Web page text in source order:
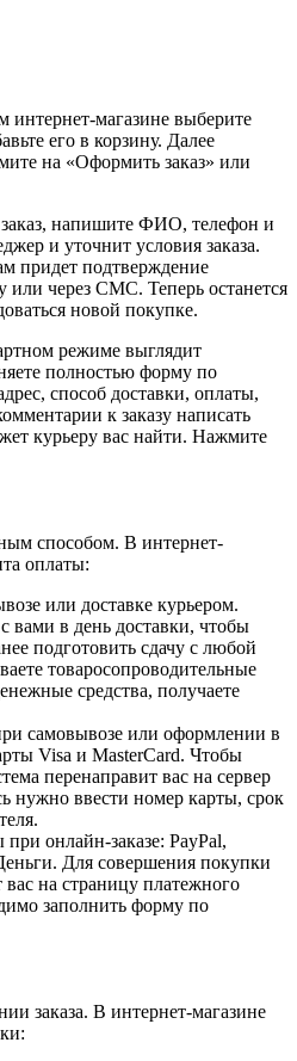
интернет-магазине выберите
его в корзину. Далее
на «Оформить заказ» или
напишите ФИО, телефон и
и уточнит условия заказа.
придет подтверждение
или через СМС. Теперь останется
новой покупке.
режиме выглядит
полностью форму по
способ доставки, оплаты,
к заказу написать
курьеру вас найти. Нажмите
способом. В интернет-
оплаты:
или доставке курьером.
вами в день доставки, чтобы
подготовить сдачу с любой
товаросопроводительные
средства, получаете
самовывозе или оформлении в
Visa и MasterCard. Чтобы
перенаправит вас на сервер
нужно ввести номер карты, срок
онлайн-заказе: PayPal,
Для совершения покупки
вас на страницу платежного
заполнить форму по
заказа. В интернет-магазине